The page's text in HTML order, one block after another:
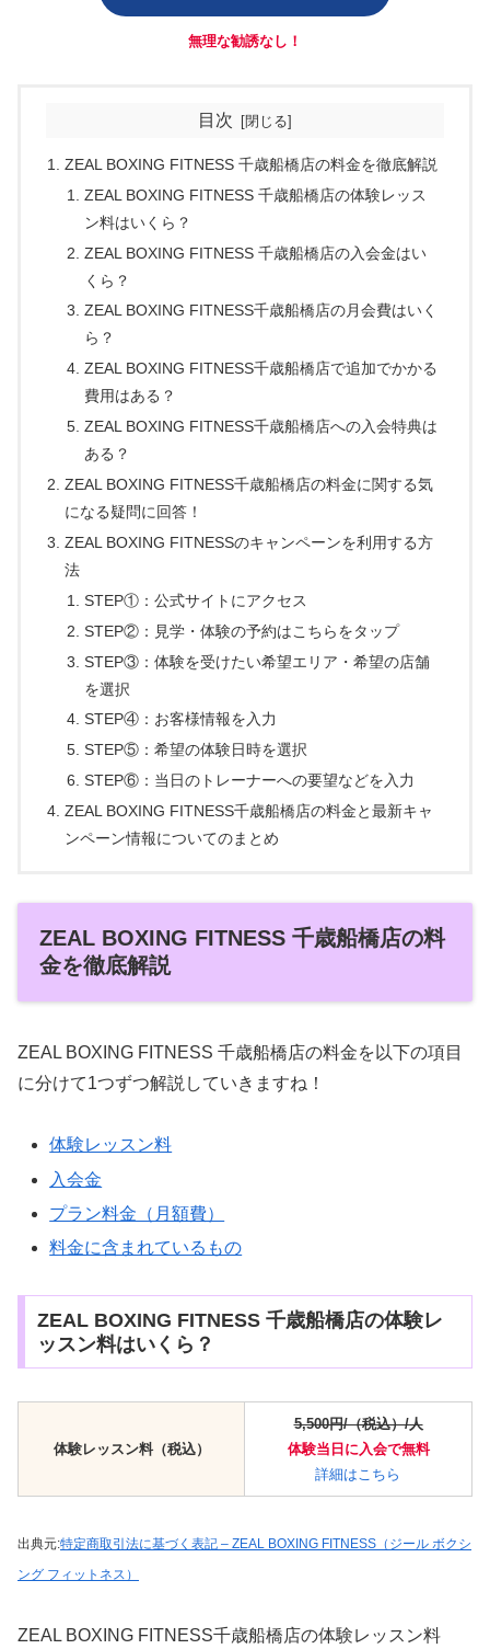
無理な勧誘なし！
目次
ZEAL BOXING FITNESS 千歳船橋店の料金を徹底解説
ZEAL BOXING FITNESS 千歳船橋店の体験レッス
ン料はいくら？
ZEAL BOXING FITNESS 千歳船橋店の入会金はい
くら？
ZEAL BOXING FITNESS千歳船橋店の月会費はいく
ら？
ZEAL BOXING FITNESS千歳船橋店で追加でかかる
費用はある？
ZEAL BOXING FITNESS千歳船橋店への入会特典は
ある？
ZEAL BOXING FITNESS千歳船橋店の料金に関する気
になる疑問に回答！
ZEAL BOXING FITNESSのキャンペーンを利用する方
法
STEP①：公式サイトにアクセス
STEP②：見学・体験の予約はこちらをタップ
STEP③：体験を受けたい希望エリア・希望の店舗
を選択
STEP④：お客様情報を入力
STEP⑤：希望の体験日時を選択
STEP⑥：当日のトレーナーへの要望などを入力
ZEAL BOXING FITNESS千歳船橋店の料金と最新キャ
ンペーン情報についてのまとめ
ZEAL BOXING FITNESS 千歳船橋店の料
金を徹底解説
ZEAL BOXING FITNESS 千歳船橋店の料金を以下の項目
に分けて1つずつ解説していきますね！
体験レッスン料
入会金
プラン料金（月額費）
料金に含まれているもの
ZEAL BOXING FITNESS 千歳船橋店の体験レ
ッスン料はいくら？
体験レッスン料（税込）
5,500円/（税込）/人
体験当日に入会で無料
詳細はこちら
出典元:特定商取引法に基づく表記 – ZEAL BOXING FITNESS（ジール ボクシ
ング フィットネス）
ZEAL BOXING FITNESS千歳船橋店の体験レッスン料